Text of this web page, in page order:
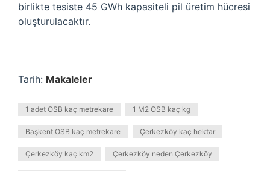
birlikte tesiste 45 GWh kapasiteli pil üretim hücresi
oluşturulacaktır.
Tarih: Makaleler
1 adet OSB kaç metrekare 1 M2 OSB kaç kg
Başkent OSB kaç metrekare Çerkezköy kaç hektar
Çerkezköy kaç km2 Çerkezköy neden Çerkezköy